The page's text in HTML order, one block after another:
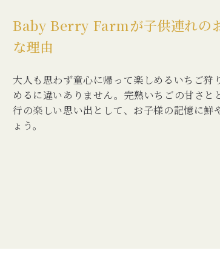
Baby Berry Farmが子供連れの
な理由
大人も思わず童心に帰って楽しめるいちご狩
めるに違いありません。完熟いちごの甘さと
行の楽しい思い出として、お子様の記憶に鮮
ょう。